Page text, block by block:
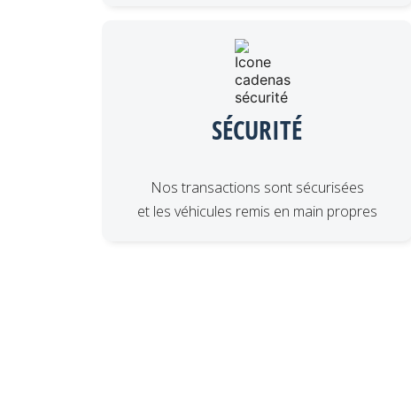
SÉCURITÉ
Nos transactions sont sécurisées
et les véhicules remis en main propres